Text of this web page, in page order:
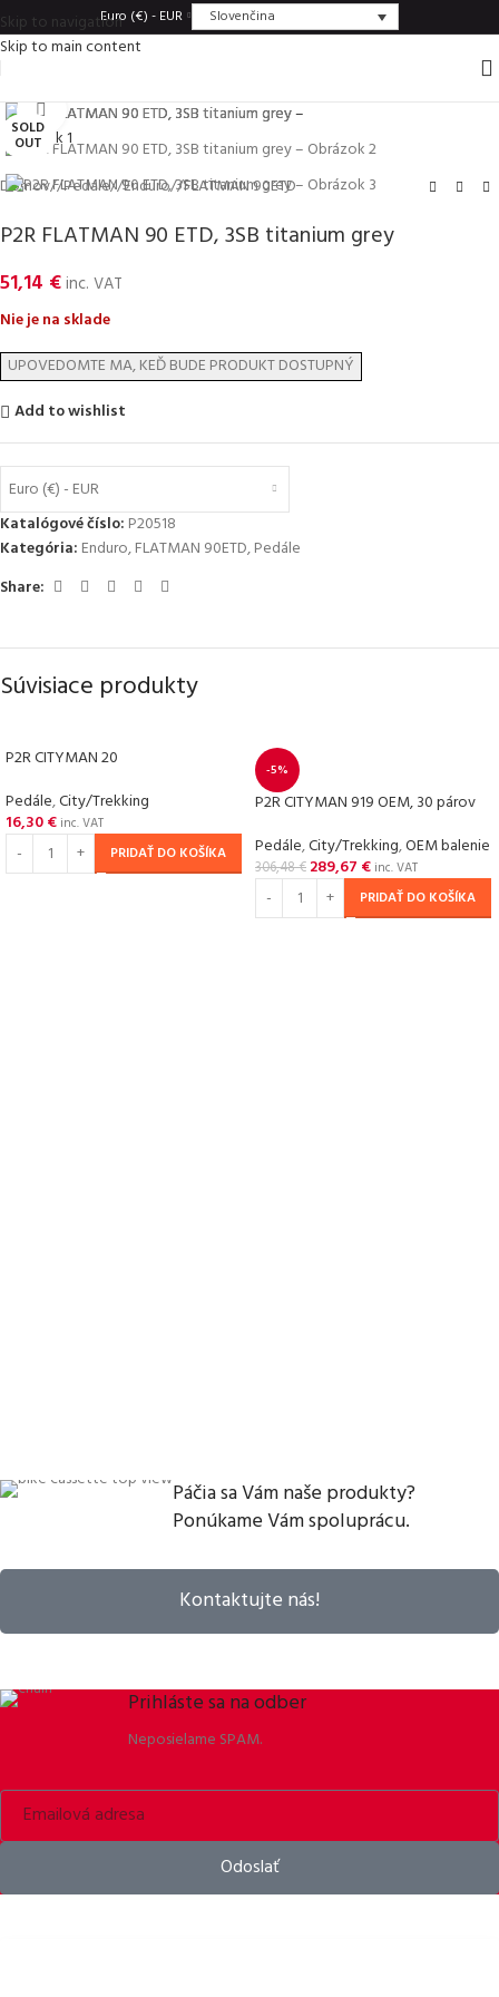
Skip to navigation
Skip to main content
Euro (€) - EUR Slovenčina
SOLD
OUT
Click to enlarge
Domov/ Pedále/ Enduro/ FLATMAN 90ETD
P2R FLATMAN 90 ETD, 3SB titanium grey
51,14 €inc. VAT
Nie je na sklade
Add to wishlist
Euro (€) - EUR
Katalógové číslo: P20518
Kategória: Enduro,FLATMAN 90ETD,Pedále
Share:
Súvisiace produkty
P2R CITYMAN 20
Pedále,City/Trekking
16,30€ inc. VAT
PRIDAŤ DO KOŠÍKA
-5%
P2R CITYMAN 919 OEM, 30 párov
Pedále,City/Trekking,OEM balenie
306,48€ 289,67 € inc. VAT
PRIDAŤ DO KOŠÍKA
Páčia sa Vám naše produkty?
Ponúkame Vám spoluprácu.
Kontaktujte nás!
Prihláste sa na odber
Neposielame SPAM.
Odoslať